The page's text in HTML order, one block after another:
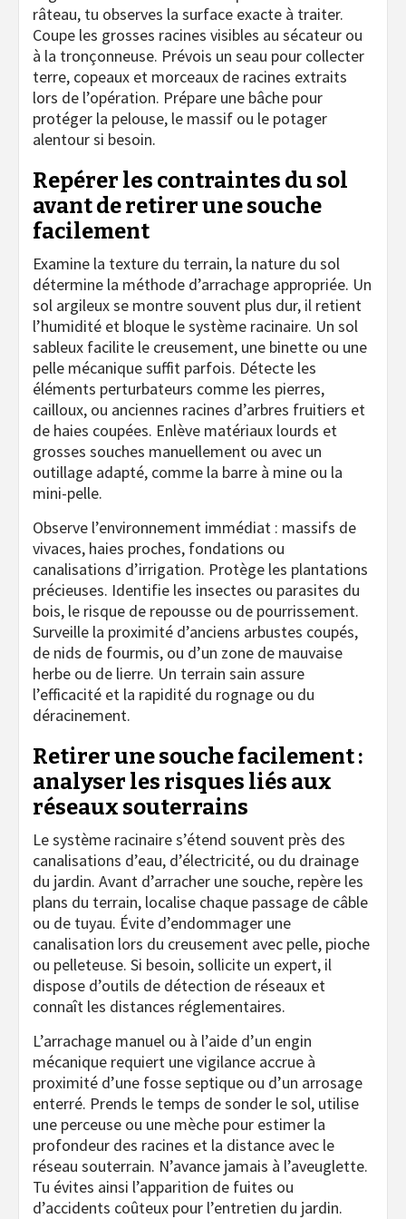
râteau, tu observes la surface exacte à traiter.
Coupe les grosses racines visibles au sécateur ou
à la tronçonneuse. Prévois un seau pour collecter
terre, copeaux et morceaux de racines extraits
lors de l’opération. Prépare une bâche pour
protéger la pelouse, le massif ou le potager
alentour si besoin.
Repérer les contraintes du sol
avant de retirer une souche
facilement
Examine la texture du terrain, la nature du sol
détermine la méthode d’arrachage appropriée. Un
sol argileux se montre souvent plus dur, il retient
l’humidité et bloque le système racinaire. Un sol
sableux facilite le creusement, une binette ou une
pelle mécanique suffit parfois. Détecte les
éléments perturbateurs comme les pierres,
cailloux, ou anciennes racines d’arbres fruitiers et
de haies coupées. Enlève matériaux lourds et
grosses souches manuellement ou avec un
outillage adapté, comme la barre à mine ou la
mini-pelle.
Observe l’environnement immédiat : massifs de
vivaces, haies proches, fondations ou
canalisations d’irrigation. Protège les plantations
précieuses. Identifie les insectes ou parasites du
bois, le risque de repousse ou de pourrissement.
Surveille la proximité d’anciens arbustes coupés,
de nids de fourmis, ou d’un zone de mauvaise
herbe ou de lierre. Un terrain sain assure
l’efficacité et la rapidité du rognage ou du
déracinement.
Retirer une souche facilement :
analyser les risques liés aux
réseaux souterrains
Le système racinaire s’étend souvent près des
canalisations d’eau, d’électricité, ou du drainage
du jardin. Avant d’arracher une souche, repère les
plans du terrain, localise chaque passage de câble
ou de tuyau. Évite d’endommager une
canalisation lors du creusement avec pelle, pioche
ou pelleteuse. Si besoin, sollicite un expert, il
dispose d’outils de détection de réseaux et
connaît les distances réglementaires.
L’arrachage manuel ou à l’aide d’un engin
mécanique requiert une vigilance accrue à
proximité d’une fosse septique ou d’un arrosage
enterré. Prends le temps de sonder le sol, utilise
une perceuse ou une mèche pour estimer la
profondeur des racines et la distance avec le
réseau souterrain. N’avance jamais à l’aveuglette.
Tu évites ainsi l’apparition de fuites ou
d’accidents coûteux pour l’entretien du jardin.